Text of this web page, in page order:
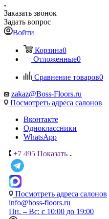
Заказать звонок
Задать вопрос
Войти
Корзина0
Отложенные0
Сравнение товаров0
zakaz@Boss-Floors.ru
Посмотреть адреса салонов
Вконтакте
Одноклассники
WhatsApp
+7 495 Показать
Посмотреть адреса салонов
info@boss-floors.ru
Пн. – Вс: с 10:00 до 19:00